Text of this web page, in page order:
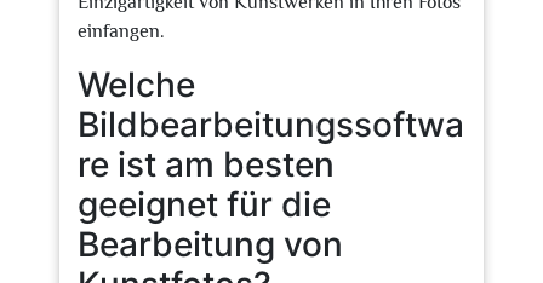
einfangen.
Welche
Bildbearbeitungssoftwa
re ist am besten
geeignet für die
Bearbeitung von